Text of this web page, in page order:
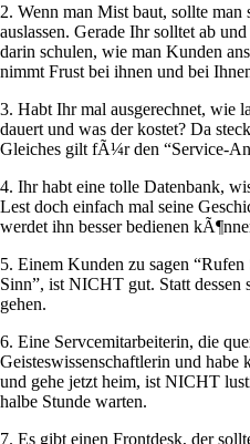
2. Wenn man Mist baut, sollte
auslassen. Gerade Ihr solltet ab
darin schulen, wie man Kunden
nimmt Frust bei ihnen und bei
3. Habt Ihr mal ausgerechnet, wie
dauert und was der kostet? Da
Gleiches gilt fÃ¼r den “Service-
4. Ihr habt eine tolle Datenbank,
Lest doch einfach mal seine
werdet ihn besser bedienen
5. Einem Kunden zu sagen
Sinn”, ist NICHT gut. Statt dessen
gehen.
6. Eine Servcemitarbeiterin, die
Geisteswissenschaftlerin und
und gehe jetzt heim, ist NICHT
halbe Stunde warten.
7. Es gibt einen Frontdesk, der